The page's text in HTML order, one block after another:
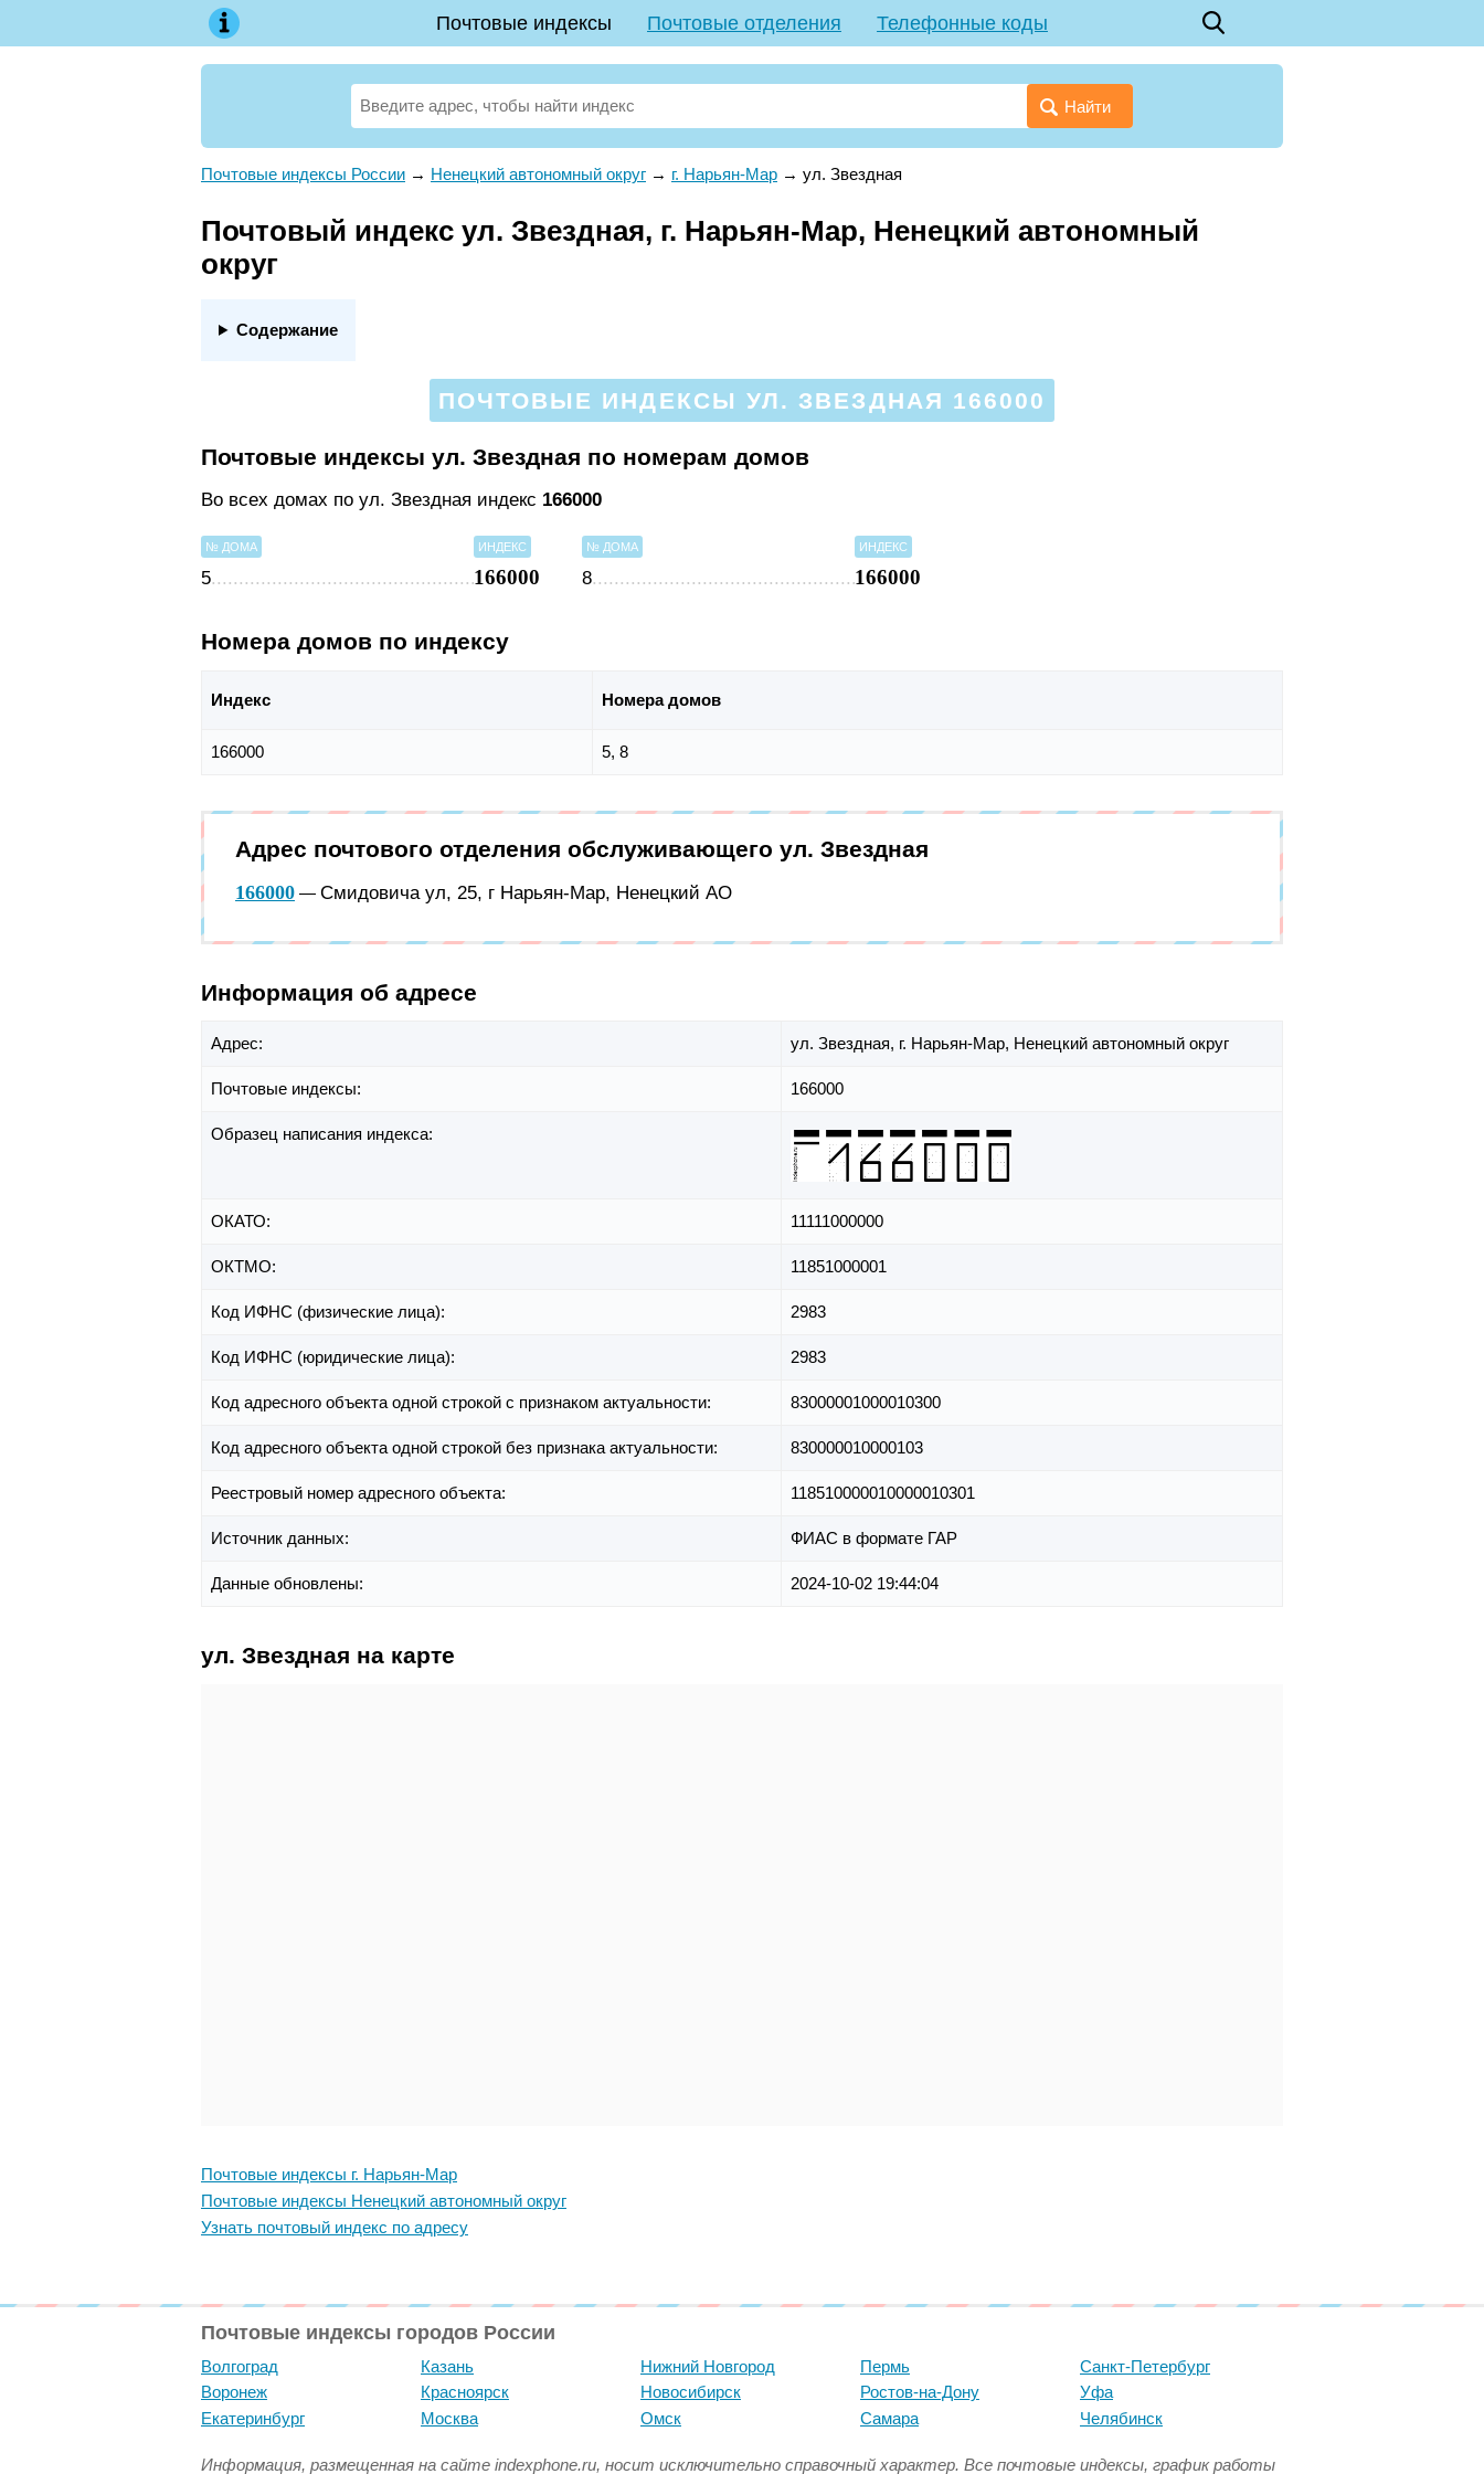
Почтовые индексы Почтовые отделения Телефонные коды
Найти
Почтовые индексы России → Ненецкий автономный округ → г. Нарьян-Мар → ул. Звездная
Почтовый индекс ул. Звездная, г. Нарьян-Мар, Ненецкий автономный
округ
Содержание
ПОЧТОВЫЕ ИНДЕКСЫ УЛ. ЗВЕЗДНАЯ 166000
Почтовые индексы ул. Звездная по номерам домов
Во всех домах по ул. Звездная индекс 166000
№ ДОМА ИНДЕКС
5 166000
№ ДОМА ИНДЕКС
8 166000
Номера домов по индексу
Индекс Номера домов
166000 5, 8
Адрес почтового отделения обслуживающего ул. Звездная
166000 — Смидовича ул, 25, г Нарьян-Мар, Ненецкий АО
Информация об адресе
Адрес: ул. Звездная, г. Нарьян-Мар, Ненецкий автономный округ
Почтовые индексы: 166000
Образец написания индекса:
ОКАТО: 11111000000
ОКТМО: 11851000001
Код ИФНС (физические лица): 2983
Код ИФНС (юридические лица): 2983
Код адресного объекта одной строкой с признаком актуальности: 83000001000010300
Код адресного объекта одной строкой без признака актуальности: 830000010000103
Реестровый номер адресного объекта: 118510000010000010301
Источник данных: ФИАС в формате ГАР
Данные обновлены: 2024-10-02 19:44:04
ул. Звездная на карте
Почтовые индексы г. Нарьян-Мар
Почтовые индексы Ненецкий автономный округ
Узнать почтовый индекс по адресу
Почтовые индексы городов России
Волгоград
Воронеж
Екатеринбург
Казань
Красноярск
Москва
Нижний Новгород
Новосибирск
Омск
Пермь
Ростов-на-Дону
Самара
Санкт-Петербург
Уфа
Челябинск
Информация, размещенная на сайте indexphone.ru, носит исключительно справочный характер. Все почтовые индексы, график работы